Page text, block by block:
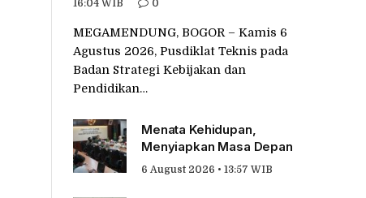
16:04 WIB
0
MEGAMENDUNG, BOGOR – Kamis 6
Agustus 2026, Pusdiklat Teknis pada
Badan Strategi Kebijakan dan
Pendidikan…
Menata Kehidupan,
Menyiapkan Masa Depan
6 August 2026 • 13:57 WIB